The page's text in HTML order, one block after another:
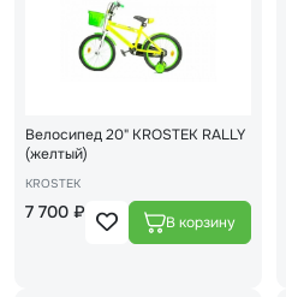
Велосипед 20" KROSTEK RALLY
(желтый)
KROSTEK
7 700 ₽